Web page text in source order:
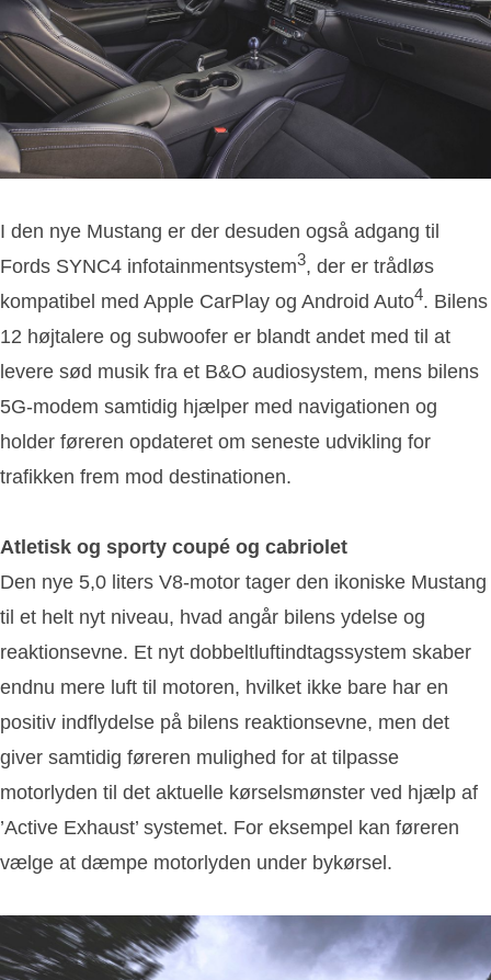
I den nye Mustang er der desuden også adgang til
Fords SYNC4 infotainmentsystem3, der er trådløs
kompatibel med Apple CarPlay og Android Auto4. Bilens
12 højtalere og subwoofer er blandt andet med til at
levere sød musik fra et B&O audiosystem, mens bilens
5G-modem samtidig hjælper med navigationen og
holder føreren opdateret om seneste udvikling for
trafikken frem mod destinationen.
Atletisk og sporty coupé og cabriolet
Den nye 5,0 liters V8-motor tager den ikoniske Mustang
til et helt nyt niveau, hvad angår bilens ydelse og
reaktionsevne. Et nyt dobbeltluftindtagssystem skaber
endnu mere luft til motoren, hvilket ikke bare har en
positiv indflydelse på bilens reaktionsevne, men det
giver samtidig føreren mulighed for at tilpasse
motorlyden til det aktuelle kørselsmønster ved hjælp af
’Active Exhaust’ systemet. For eksempel kan føreren
vælge at dæmpe motorlyden under bykørsel.